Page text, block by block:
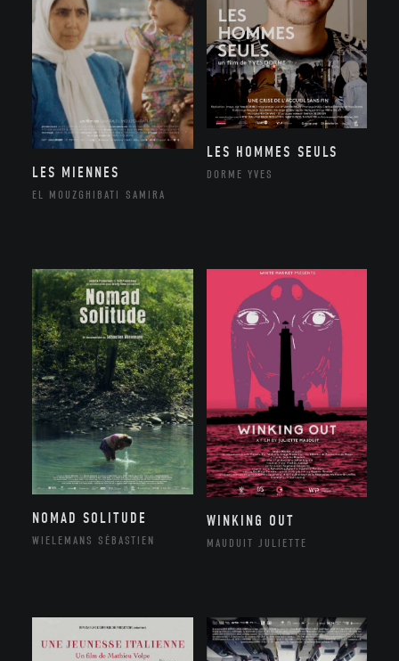
LES MIENNES
EL MOUZGHIBATI SAMIRA
LES HOMMES SEULS
DORME YVES
NOMAD SOLITUDE
WIELEMANS SÉBASTIEN
WINKING OUT
MAUDUIT JULIETTE